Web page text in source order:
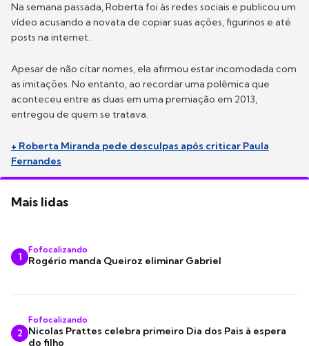
Na semana passada, Roberta foi às redes sociais e publicou um
vídeo acusando a novata de copiar suas ações, figurinos e até
posts na internet.
Apesar de não citar nomes, ela afirmou estar incomodada com
as imitações. No entanto, ao recordar uma polêmica que
aconteceu entre as duas em uma premiação em 2013,
entregou de quem se tratava.
+ Roberta Miranda pede desculpas após criticar Paula
Fernandes
Mais lidas
1
Fofocalizando
Rogério manda Queiroz eliminar Gabriel
2
Fofocalizando
Nicolas Prattes celebra primeiro Dia dos Pais à espera
do filho